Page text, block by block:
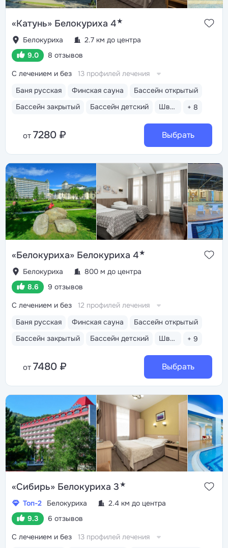
«Катунь» Белокуриха 4★
Белокуриха
2.7 км до центра
9.0
8 отзывов
Баня русская Финская сауна
Бассейн открытый
Бассейн закрытый
Бассейн детский Шведский стол + 8
С лечением и без 13 профилей лечения
от 7280 ₽ Выбрать
«Белокуриха» Белокуриха 4★
Белокуриха
800 м до центра
8.6
9 отзывов
Баня русская Финская сауна
Бассейн открытый
Бассейн закрытый
Бассейн детский Шведский стол + 9
С лечением и без 12 профилей лечения
от 7480 ₽ Выбрать
«Сибирь» Белокуриха 3★
Топ-2 Белокуриха
2.4 км до центра
9.3
6 отзывов
С лечением и без 13 профилей лечения